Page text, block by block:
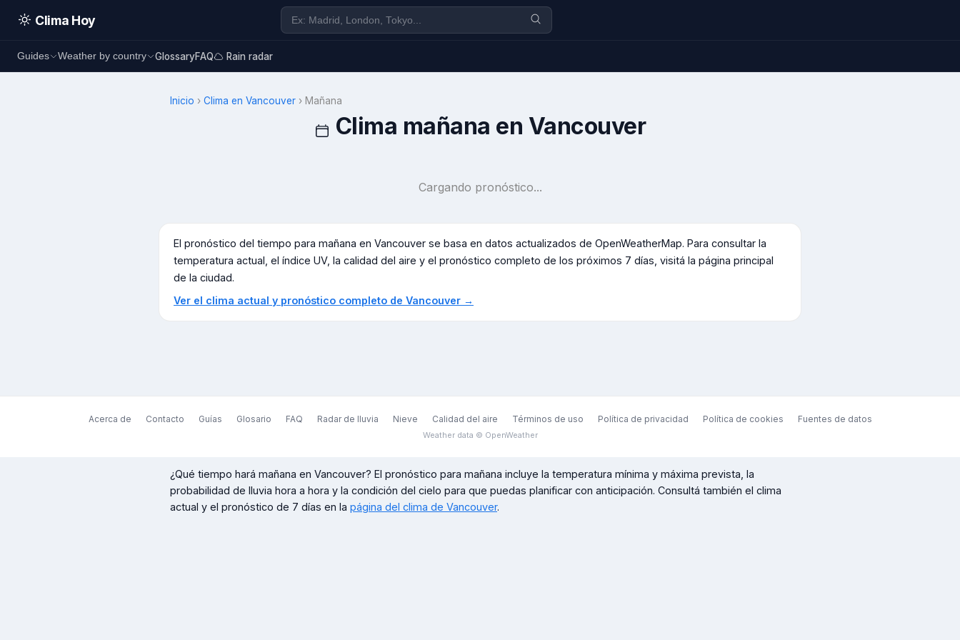
Clima Hoy
Guides Weather by country GlossaryFAQ Rain radar
Inicio › Clima en Vancouver › Mañana
Clima mañana en Vancouver
Cargando pronóstico...
El pronóstico del tiempo para mañana en Vancouver se basa en datos actualizados de OpenWeatherMap. Para consultar la
temperatura actual, el índice UV, la calidad del aire y el pronóstico completo de los próximos 7 días, visitá la página principal
de la ciudad.
Ver el clima actual y pronóstico completo de Vancouver →
Acerca de Contacto Guías Glosario FAQ Radar de lluvia Nieve Calidad del aire Términos de uso Política de privacidad Política de cookies Fuentes de datos
Weather data © OpenWeather
¿Qué tiempo hará mañana en Vancouver? El pronóstico para mañana incluye la temperatura mínima y máxima prevista, la
probabilidad de lluvia hora a hora y la condición del cielo para que puedas planificar con anticipación. Consultá también el clima
actual y el pronóstico de 7 días en la página del clima de Vancouver.